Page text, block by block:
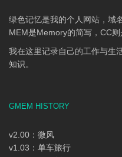
绿色记忆是我的个人网站，域
MEM是Memory的简写，CC则
我在这里记录自己的工作与生
知识。
GMEM HISTORY
v2.00：微风
v1.03：单车旅行